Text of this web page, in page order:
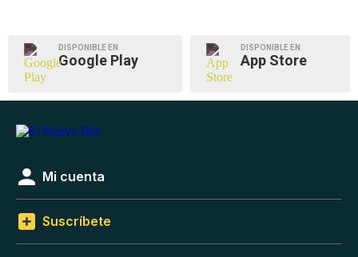
DISPONIBLE EN
Google Play
DISPONIBLE EN
App Store
Mi cuenta
Suscríbete